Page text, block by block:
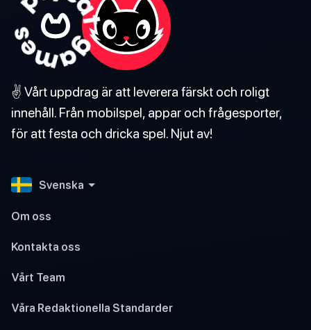
✌️ Vårt uppdrag är att leverera färskt och roligt
innehåll. Från mobilspel, appar och frågesporter,
för att festa och dricka spel. Njut av!
Svenska
Om oss
Kontakta oss
Vårt Team
Våra Redaktionella Standarder